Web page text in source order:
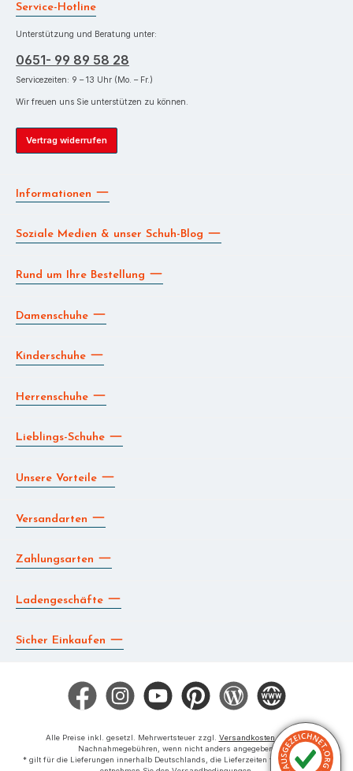
Service-Hotline
Unterstützung und Beratung unter:
0651- 99 89 58 28
Servicezeiten: 9 – 13 Uhr (Mo. – Fr.)
Wir freuen uns Sie unterstützen zu können.
Vertrag widerrufen
Informationen
Soziale Medien & unser Schuh-Blog
Rund um Ihre Bestellung
Damenschuhe
Kinderschuhe
Herrenschuhe
Lieblings-Schuhe
Unsere Vorteile
Versandarten
Zahlungsarten
Ladengeschäfte
Sicher Einkaufen
Facebook Instagram YouTube Pinterest Blog Die BERG App
Alle Preise inkl. gesetzl. Mehrwertsteuer zzgl. Versandkostenund ggf.
Nachnahmegebühren, wenn nicht anders angegeben.
* gilt für die Lieferungen innerhalb Deutschlands, die Lieferzeiten für das Ausland